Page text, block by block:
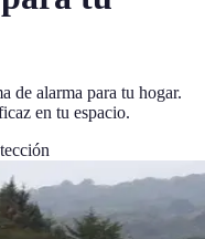
de alarma para tu hogar.
en tu espacio.